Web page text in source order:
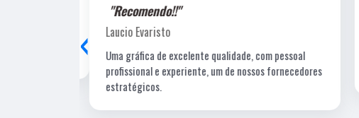
"Recomendo!!"
Laucio Evaristo
Uma gráfica de excelente qualidade, com pessoal
profissional e experiente, um de nossos fornecedores
estratégicos.
‹